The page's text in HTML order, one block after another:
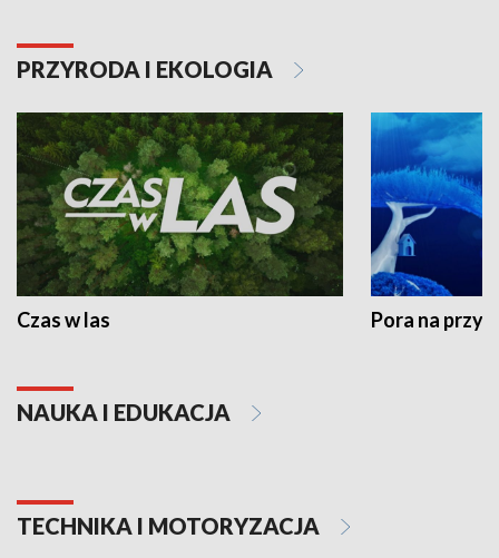
PRZYRODA I EKOLOGIA
Czas w las Pora na
NAUKA I EDUKACJA
TECHNIKA I MOTORYZACJA